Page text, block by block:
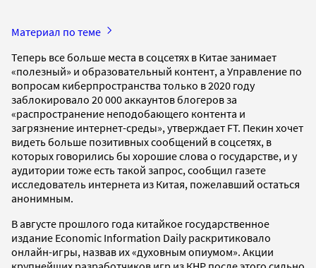
Материал по теме
Теперь все больше места в соцсетях в Китае занимает
«полезный» и образовательный контент, а Управление по
вопросам киберпространства только в 2020 году
заблокировало 20 000 аккаунтов блогеров за
«распространение неподобающего контента и
загрязнение интернет-среды», утверждает FT. Пекин хочет
видеть больше позитивных сообщений в соцсетях, в
которых говорились бы хорошие слова о государстве, и у
аудитории тоже есть такой запрос, сообщил газете
исследователь интернета из Китая, пожелавший остаться
анонимным.
В августе прошлого года китайкое государственное
издание Economic Information Daily раскритиковало
онлайн-игры, назвав их «духовным опиумом». Акции